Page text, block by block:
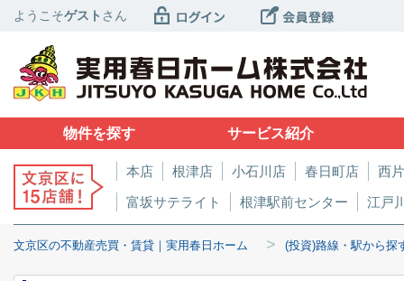
ようこそゲスト さん
物件を探す サービス紹介
本店 根津店 小石川店 春日町店
西
富坂サテライト
根津駅前センター 江戸
文京区の不動産売買・賃貸｜実用春日ホーム > (投資)路線・駅から探